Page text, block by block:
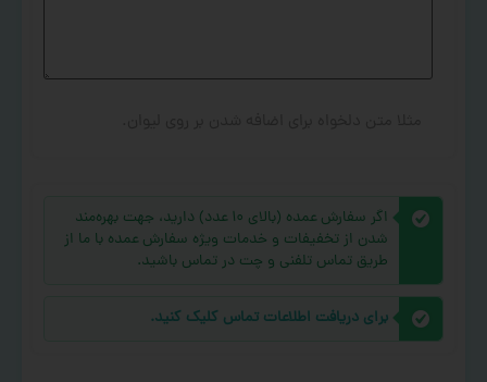
اگر سفارش عمده (بالای ۱۰ عدد) دارید، جهت بهره‌مند
شدن از تخفیفات و خدمات ویژه سفارش عمده با ما از
طریق تماس تلفنی و چت در تماس باشید.
برای دریافت اطلاعات تماس کلیک کنید.